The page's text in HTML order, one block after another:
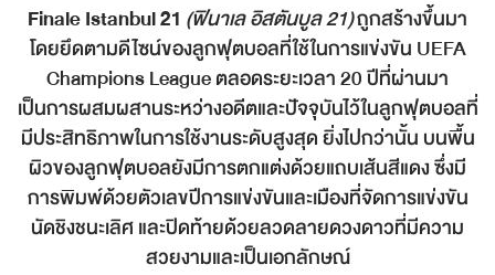
Finale Istanbul 21 (ฟินาเล อิสตันบูล 21)ถูกสร้างขึ้นมา
โดยยึดตามดีไซน์ของลูกฟุตบอลที่ใช้ในการแข่งขัน UEFA
Champions League ตลอดระยะเวลา 20 ปีที่ผ่านมา
เป็นการผสมผสานระหว่างอดีตและปัจจุบันไว้ในลูกฟุตบอลที่
มีประสิทธิภาพในการใช้งานระดับสูงสุด ยิ่งไปกว่านั้น บนพื้น
ผิวของลูกฟุตบอลยังมีการตกแต่งด้วยแถบเส้นสีแดง ซึ่งมี
การพิมพ์ด้วยตัวเลขปีการแข่งขันและเมืองที่จัดการแข่งขัน
นัดชิงชนะเลิศ และปิดท้ายด้วยลวดลายดวงดาวที่มีความ
สวยงามและเป็นเอกลักษณ์